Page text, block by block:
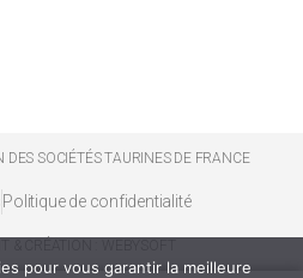
SOCIÉTÉS TAURINES DE FRANCE
Politique de confidentialité
pour vous garantir la meilleure